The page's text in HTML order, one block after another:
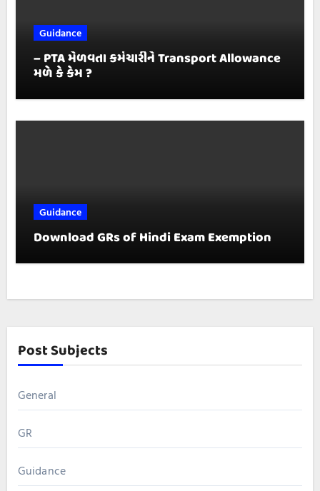
Guidance
– PTA મેળવતા કર્મચારીને Transport Allowance
મળે કે કેમ ?
Guidance
Download GRs of Hindi Exam Exemption
Post Subjects
General
GR
Guidance